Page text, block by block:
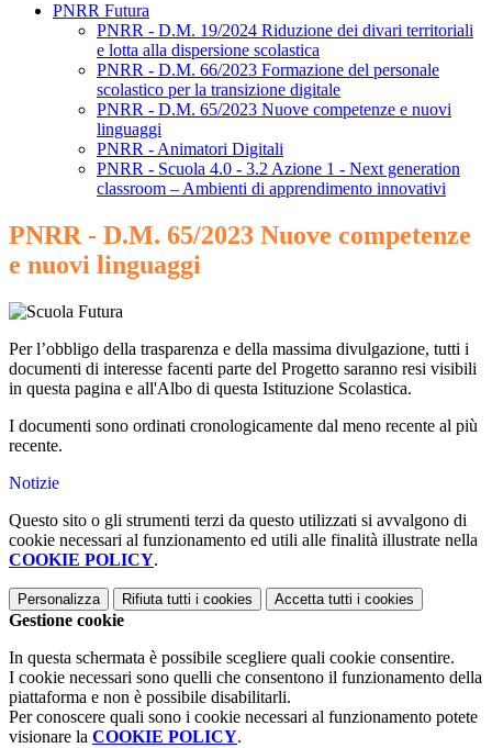
PNRR Futura
PNRR - D.M. 19/2024 Riduzione dei divari territoriali
e lotta alla dispersione scolastica
PNRR - D.M. 66/2023 Formazione del personale
scolastico per la transizione digitale
PNRR - D.M. 65/2023 Nuove competenze e nuovi
linguaggi
PNRR - Animatori Digitali
PNRR - Scuola 4.0 - 3.2 Azione 1 - Next generation
classroom – Ambienti di apprendimento innovativi
PNRR - D.M. 65/2023 Nuove competenze
e nuovi linguaggi
Per l’obbligo della trasparenza e della massima divulgazione, tutti i
documenti di interesse facenti parte del Progetto saranno resi visibili
in questa pagina e all'Albo di questa Istituzione Scolastica.
I documenti sono ordinati cronologicamente dal meno recente al più
recente.
Notizie
Questo sito o gli strumenti terzi da questo utilizzati si avvalgono di
cookie necessari al funzionamento ed utili alle finalità illustrate nella
COOKIE POLICY.
Personalizza Rifiuta tutti i cookies Accetta tutti i cookies
Gestione cookie
In questa schermata è possibile scegliere quali cookie consentire.
I cookie necessari sono quelli che consentono il funzionamento della
piattaforma e non è possibile disabilitarli.
Per conoscere quali sono i cookie necessari al funzionamento potete
visionare la COOKIE POLICY.